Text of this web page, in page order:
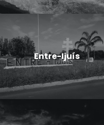
Entre-Ijuís